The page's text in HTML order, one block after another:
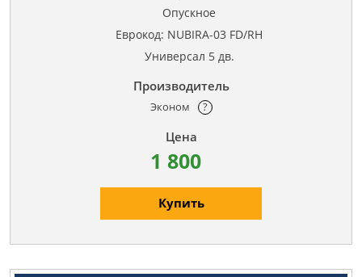
Опускное
Еврокод: NUBIRA-03 FD/RH
Универсал 5 дв.
Эконом ?
1 800
Купить